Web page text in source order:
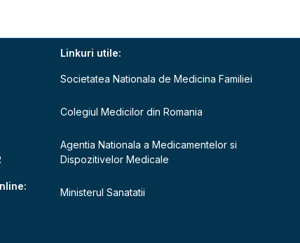
Linkuri utile:
Societatea Nationala de Medicina Familiei
Colegiul Medicilor din Romania
Agentia Nationala a Medicamentelor si
Dispozitivelor Medicale
Ministerul Sanatatii